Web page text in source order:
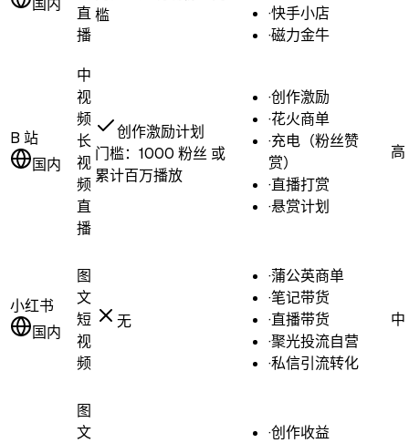
直
播
槛
·快手小店
·磁力金牛
B 站
国内
中
视
频
长
视
频
直
播
创作激励计划
门槛： 1000 粉丝 或
累计百万播放
·创作激励
·花火商单
·充电（粉丝赞
赏）
·直播打赏
·悬赏计划
高
小红书
国内
图
文
短
视
频
无
·蒲公英商单
·笔记带货
·直播带货
·聚光投流自营
·私信引流转化
中
图
文
·创作收益